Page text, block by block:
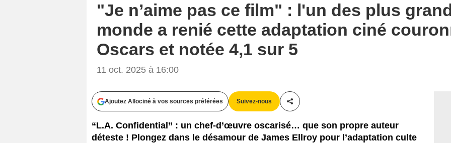
"Je n’aime pas ce film" : l'un des plus
monde a renié cette adaptation ciné
Oscars et notée 4,1 sur 5
11 oct. 2025 à 16:00
Ajoutez Allociné à vos sources préférées Suivez-nous
Partager cet article
“L.A. Confidential” : un chef-d’œuvre oscarisé… que son propre auteur
déteste ! Plongez dans le désamour de James Ellroy pour l’adaptation culte